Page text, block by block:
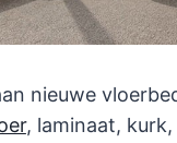
nieuwe
, laminaat, kurk,